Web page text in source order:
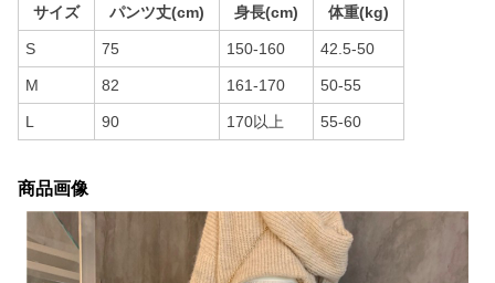
サイズ パンツ丈(cm) 身長(cm) 体重(kg)
S 75 150-160 42.5-50
M 82 161-170 50-55
L 90 170以上 55-60
商品画像